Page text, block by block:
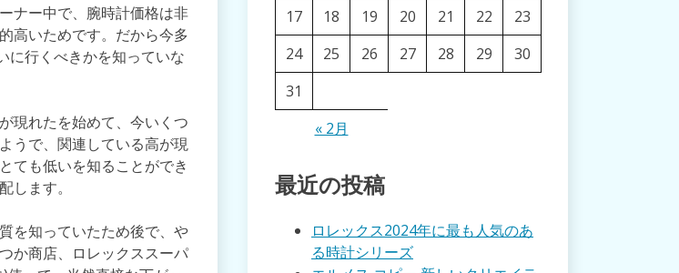
ナー中で、腕時計価格は非
高いためです。だから今多
に行くべきかを知っていな
現れたを始めて、今いくつ
うで、関連している高が現
ても低いを知ることができ
します。
を知っていたため後で、や
か商店、ロレックススーパ
« 2月
17
18 19 20 21 22
23
24
25 26 27 28 29
30
31
最近の投稿
ロレックス2024年に最も人気のあ
る時計シリーズ